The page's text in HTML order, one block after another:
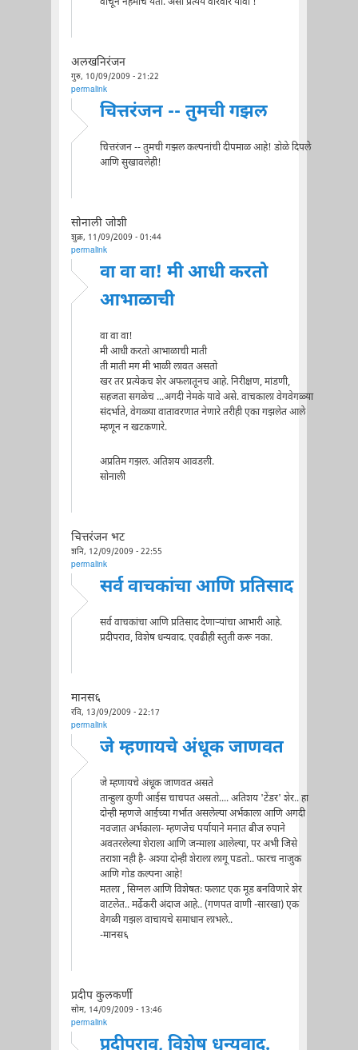
अलखनिरंजन
गुरु, 10/09/2009 - 21:22
permalink
चित्तरंजन -- तुमची गझल
चित्तरंजन -- तुमची गझल कल्पनांची दीपमाळ आहे! डोळे दिपले
आणि सुखावलेही!
सोनाली जोशी
शुक्र, 11/09/2009 - 01:44
permalink
वा वा वा! मी आधी करतो
आभाळाची
वा वा वा!
मी आधी करतो आभाळाची माती
ती माती मग मी भाळी लावत असतो
खर तर प्रत्येकच शेर अफलातूनच आहे. निरीक्षण, मांडणी,
सहजता सगळेच ...अगदी नेमके यावे असे. वाचकाला वेगवेगळ्या
संदर्भाते, वेगळ्या वातावरणात नेणारे तरीही एका गझलेत आले
म्हणून न खटकणारे.
अप्रतिम गझल. अतिशय आवडली.
सोनाली
चित्तरंजन भट
शनि, 12/09/2009 - 22:55
permalink
सर्व वाचकांचा आणि प्रतिसाद
सर्व वाचकांचा आणि प्रतिसाद देणार्‍यांचा आभारी आहे.
प्रदीपराव, विशेष धन्यवाद. एवढीही स्तुती करू नका.
मानस६
रवि, 13/09/2009 - 22:17
permalink
जे म्हणायचे अंधूक जाणवत
जे म्हणायचे अंधूक जाणवत असते
तान्हुला कुणी आईस चाचपत असतो.... अतिशय 'टेंडर' शेर.. हा
दोन्ही म्हणजे आईच्या गर्भात असलेल्या अर्भकाला आणि अगदी
नवजात अर्भकाला- म्हणजेच पर्यायाने मनात बीज रुपाने
अवतरलेल्या शेराला आणि जन्माला आलेल्या, पर अभी जिसे
तराशा नही है- अश्या दोन्ही शेराला लागू पडतो.. फारच नाजुक
आणि गोड कल्पना आहे!
मतला , सिग्नल आणि विशेषतः फलाट एक मूड बनविणारे शेर
वाटलेत.. मर्ढेकरी अंदाज आहे.. (गणपत वाणी -सारखा) एक
वेगळी गझल वाचायचे समाधान लाभले..
-मानस६
प्रदीप कुलकर्णी
सोम, 14/09/2009 - 13:46
permalink